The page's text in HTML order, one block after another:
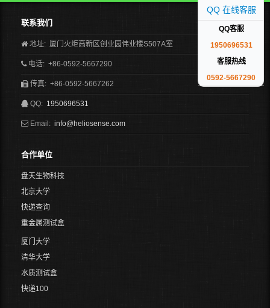
QQ 在线客服
QQ客服
1950696531
客服热线
0592-5667290
联系我们
地址: 厦门火炬高新区创业园伟业楼S507A室
电话: +86-0592-5667290
传真: +86-0592-5667262
QQ: 1950696531
Email: info@heliosense.com
合作单位
盘天生物科技
北京大学
快递查询
重金属测试盒
厦门大学
清华大学
水质测试盒
快递100